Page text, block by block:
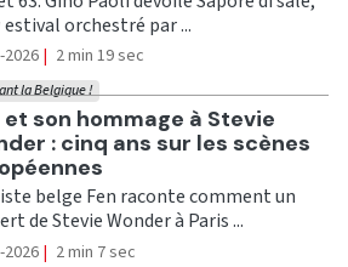
orchestré par ...
2026 | 2 min 19 sec
et son hommage à Stevie
: cinq ans sur les scènes
la Belgique !
belge Fen raconte comment un
de Stevie Wonder à Paris ...
2026 | 2 min 7 sec